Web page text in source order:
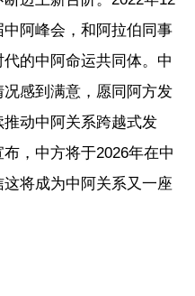
阿峰会，和阿拉伯同事
的中阿命运共同体。中
感到满意，愿同阿方发
动中阿关系跨越式发
，中方将于2026年在中
将成为中阿关系又一座